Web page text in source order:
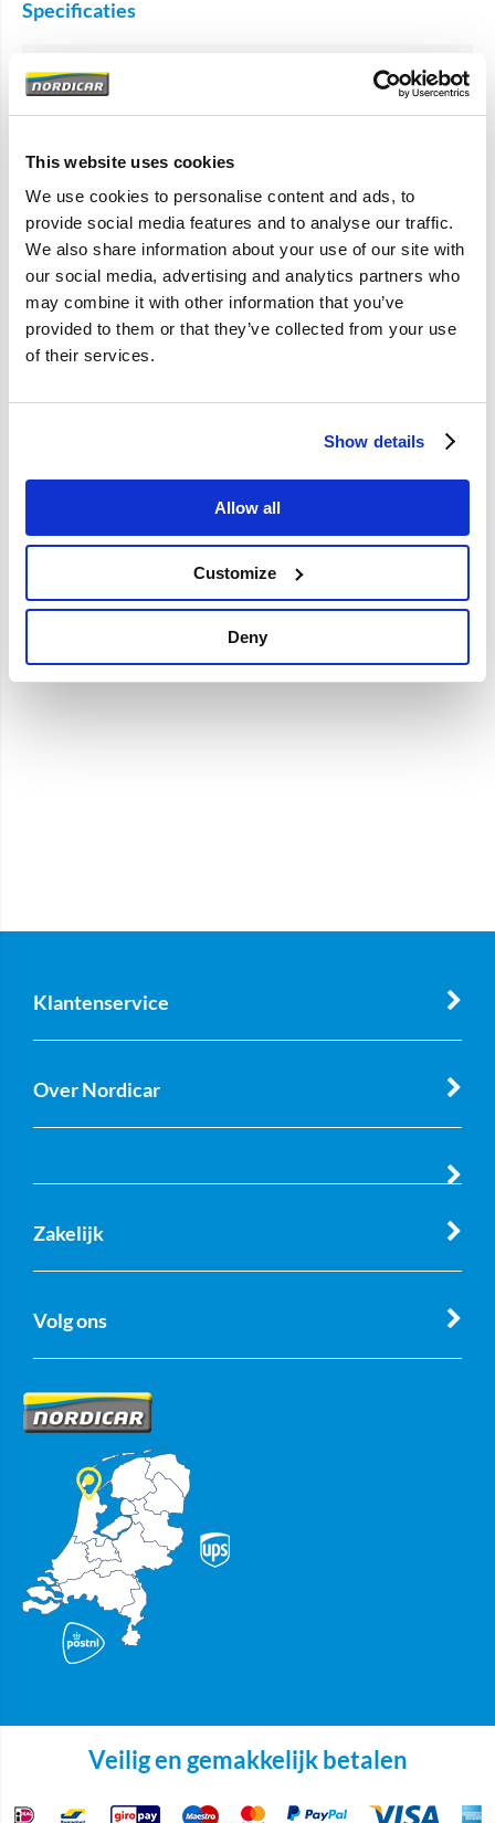
This website uses cookies
We use cookies to personalise content and ads, to
provide social media features and to analyse our traffic.
We also share information about your use of our site with
our social media, advertising and analytics partners who
may combine it with other information that you’ve
provided to them or that they’ve collected from your use
of their services.
Show details
Allow all
Customize
Deny
Specificaties
Accessoires
140gr Volvo UMP
€19,95
Artikelnummer: UMP-0890100045-E
Klantenservice
Over Nordicar
Zakelijk
Volg ons
Veilig en gemakkelijk betalen